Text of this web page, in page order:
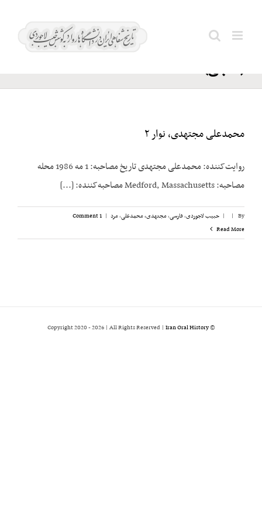
محمدتقی
(حاجی)
محمدعلی مجتهدی، نوار ۲
روایت‌کننده: محمدعلی مجتهدی تاریخ مصاحبه: 1 مه 1986 محله
مصاحبه: Medford, Massachusetts مصاحبه‌کننده: [...]
By
|
| حبیب لاجوردی,فارسی,مجتهدی، محمدعلی,مرد |
1 Comment
Read More
© Copyright 2020 -
2026 | All Rights Reserved | Iran Oral History